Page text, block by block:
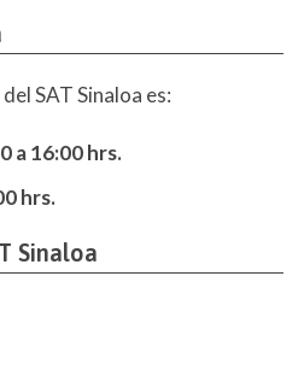
SAT Sinaloa es:
a 16:00 hrs.
hrs.
Sinaloa